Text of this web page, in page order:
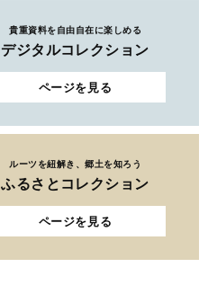
貴重資料を自由自在に楽しめる
デジタルコレクション
ページを見る
ルーツを紐解き、郷土を知ろう
ふるさとコレクション
ページを見る